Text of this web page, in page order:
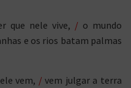
que nele vive, / o mundo
e os rios batam palmas
vem, / vem julgar a terra